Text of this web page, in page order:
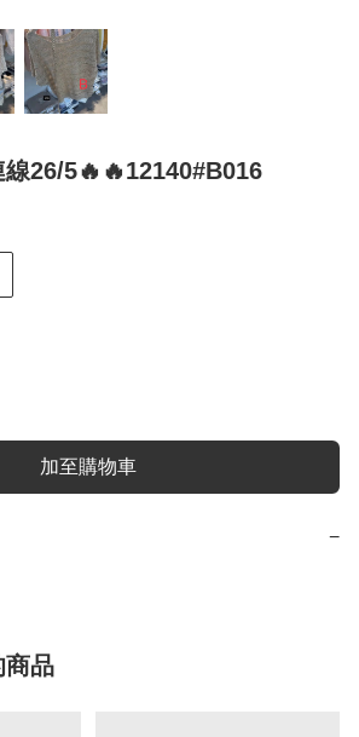
5🔥🔥12140#B016
加至購物車
−
商品